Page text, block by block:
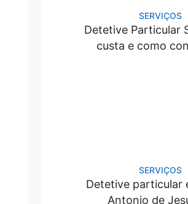
SERVIÇOS
Detetive Particular
custa e como
SERVIÇOS
Detetive particular
Antonio de